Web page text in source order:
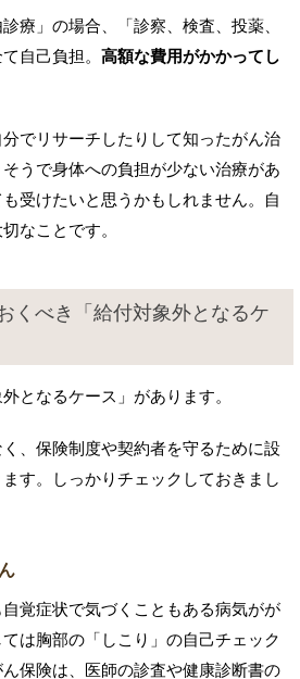
療」の場合、「診察、検査、投薬、
自己負担。 高額な費用がかかってし
でリサーチしたりして知ったがん治
うで身体への負担が少ない治療があ
受けたいと思うかもしれません。自
なことです。
くべき「給付対象外となるケ
となるケース」があります。
、保険制度や契約者を守るために設
す。しっかりチェックしておきまし
覚症状で気づくこともある病気がが
は胸部の「しこり」の自己チェック
保険は、医師の診査や健康診断書の